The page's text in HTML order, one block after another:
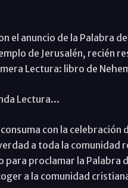
el anuncio de la Palabra
de Jerusalén, recién
Lectura: libro de
Lectura...
con la celebración
a toda la comunidad
para proclamar la Palabra
a la comunidad